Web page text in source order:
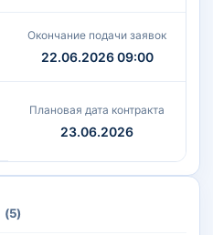
Окончание подачи заявок
22.06.2026 09:00
Плановая дата контракта
23.06.2026
(5)